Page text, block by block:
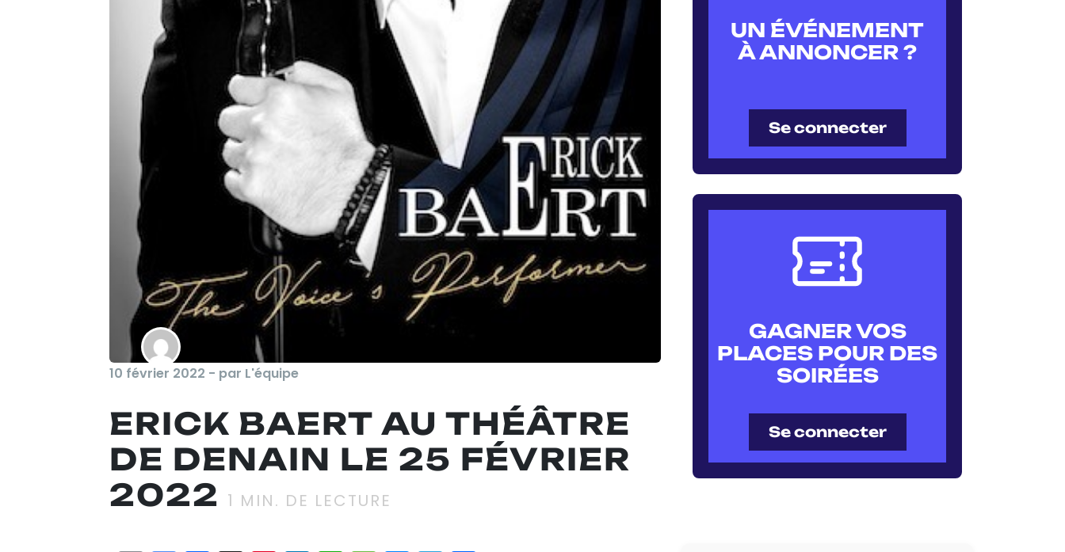
10 février 2022 - par L'équipe
ERICK BAERT AU THÉÂTRE
DE DENAIN LE 25 FÉVRIER
2022 1 MIN. DE LECTURE
UN ÉVÉNEMENT
À ANNONCER ?
Se connecter
GAGNER VOS
PLACES POUR DES
SOIRÉES
Se connecter